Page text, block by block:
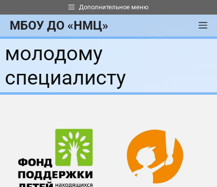
к
содержимому
Дополнительное меню
МБОУ ДО «НМЦ»
молодому
специалисту